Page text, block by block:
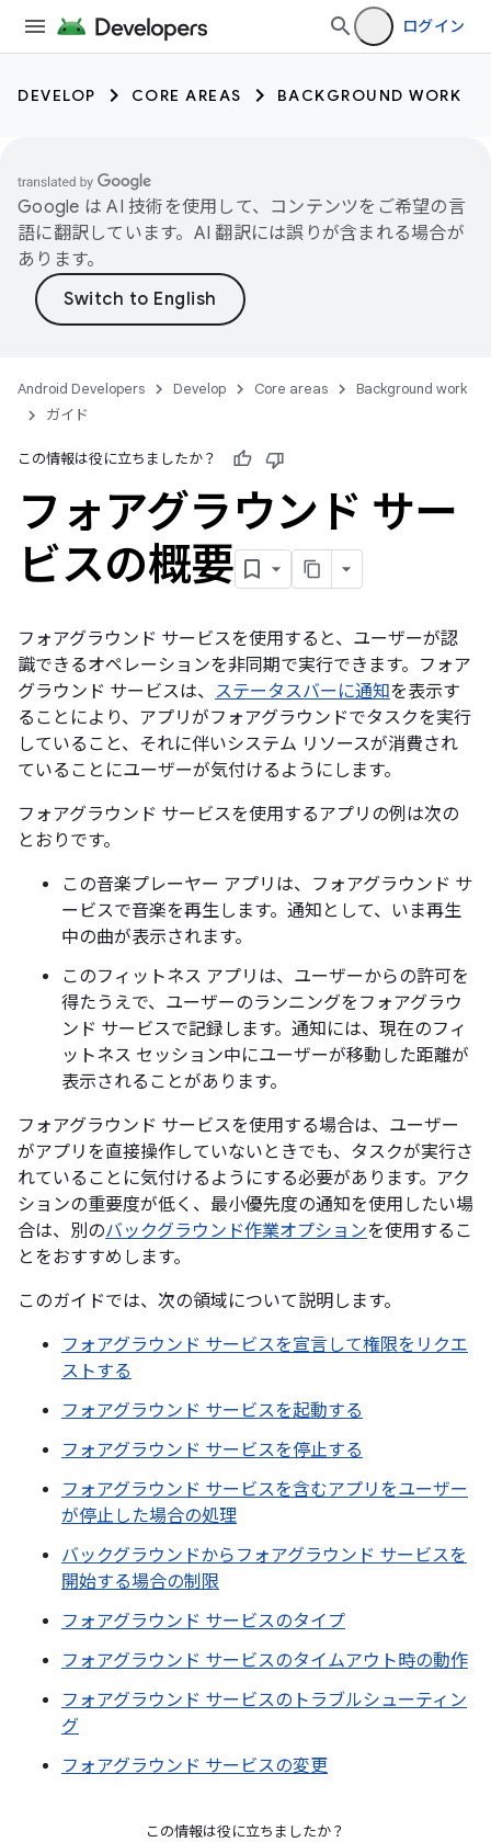
ログイン
DEVELOP CORE AREAS BACKGROUND WORK
Google は AI 技術を使用して、コンテンツをご希望の言
語に翻訳しています。AI 翻訳には誤りが含まれる場合が
あります。
Android Developers Develop Core areas
Background work
ガイド
この情報は役に立ちましたか？
フォアグラウンド サー
ビスの概要
フォアグラウンド サービスを使用すると、ユーザーが認
識できるオペレーションを非同期で実行できます。フォア
グラウンド サービスは、 ステータスバーに通知を表示す
ることにより、アプリがフォアグラウンドでタスクを実行
していること、それに伴いシステム リソースが消費され
ていることにユーザーが気付けるようにします。
フォアグラウンド サービスを使用するアプリの例は次の
とおりです。
この音楽プレーヤー アプリは、フォアグラウンド サ
ービスで音楽を再生します。通知として、いま再生
中の曲が表示されます。
このフィットネス アプリは、ユーザーからの許可を
得たうえで、ユーザーのランニングをフォアグラウ
ンド サービスで記録します。通知には、現在のフィ
ットネス セッション中にユーザーが移動した距離が
表示されることがあります。
フォアグラウンド サービスを使用する場合は、ユーザー
がアプリを直接操作していないときでも、タスクが実行さ
れていることに気付けるようにする必要があります。アク
ションの重要度が低く、最小優先度の通知を使用したい場
合は、別のバックグラウンド作業オプションを使用するこ
とをおすすめします。
このガイドでは、次の領域について説明します。
フォアグラウンド サービスを宣言して権限をリクエ
ストする
フォアグラウンド サービスを起動する
フォアグラウンド サービスを停止する
フォアグラウンド サービスを含むアプリをユーザー
が停止した場合の処理
バックグラウンドからフォアグラウンド サービスを
開始する場合の制限
フォアグラウンド サービスのタイプ
フォアグラウンド サービスのタイムアウト時の動作
フォアグラウンド サービスのトラブルシューティン
グ
フォアグラウンド サービスの変更
この情報は役に立ちましたか？